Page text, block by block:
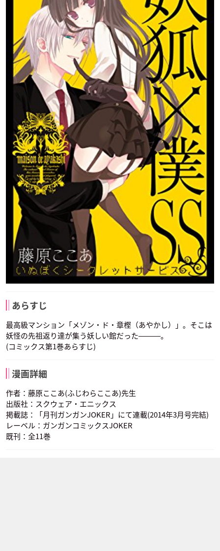
あらすじ
最高級マンション「メゾン・ド・章樫（あやかし）」。そこは
妖怪の先祖返り達が集う妖しい館だった―――。
(コミックス第1巻あらすじ)
漫画詳細
作者：藤原ここあ(ふじわらここあ)先生
出版社：スクウェア・エニックス
掲載誌：「月刊ガンガンJOKER」にて連載(2014年3月号完結)
レーベル：ガンガンコミックスJOKER
既刊：全11巻